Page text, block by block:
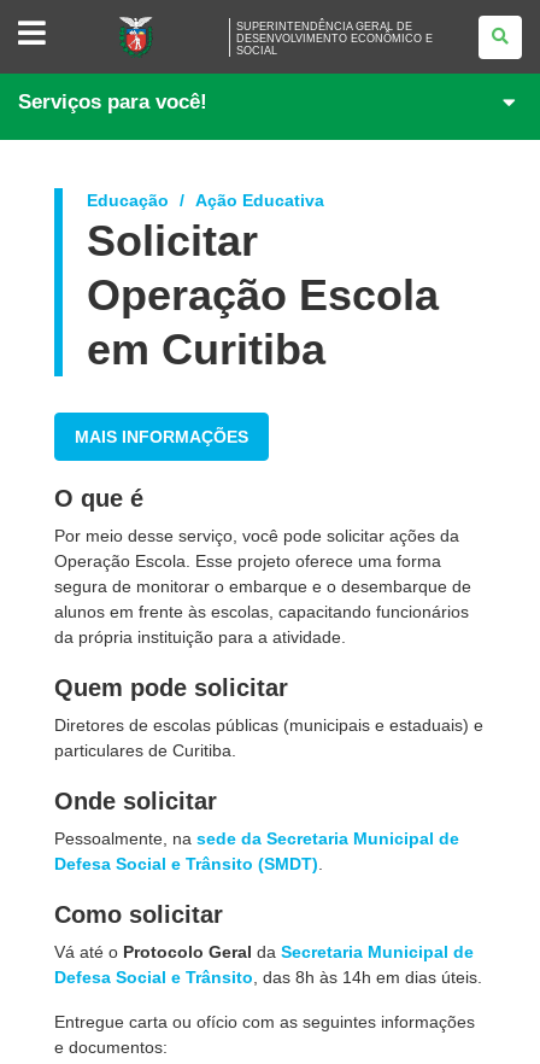
SUPERINTENDÊNCIA
DESENVOLVIMENTO
ECONÔMICO
E
SUPERINTENDÊNCIA GERAL DE
DESENVOLVIMENTO ECONÔMICO E
SOCIAL
Serviços para você!
Educação Ação Educativa
Solicitar
Operação Escola
em Curitiba
MAIS INFORMAÇÕES
O que é
Por meio desse serviço, você pode solicitar ações da
Operação Escola. Esse projeto oferece uma forma
segura de monitorar o embarque e o desembarque de
alunos em frente às escolas, capacitando funcionários
da própria instituição para a atividade.
Quem pode solicitar
Diretores de escolas públicas (municipais e estaduais) e
particulares de Curitiba.
Onde solicitar
Pessoalmente, na sede da Secretaria Municipal de
Defesa Social e Trânsito (SMDT)
Como solicitar
Vá até o Protocolo Geral da Secretaria Municipal de
Defesa Social e Trânsito , das 8h às 14h em dias úteis.
Entregue carta ou ofício com as seguintes informações
e documentos: